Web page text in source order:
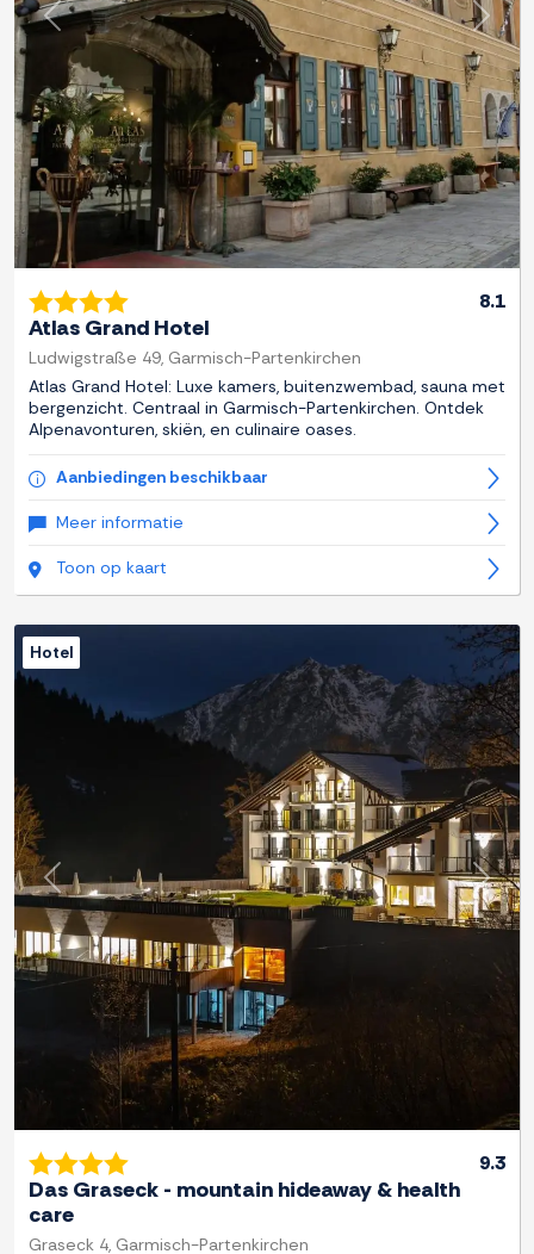
Previous Next
8.1
Atlas Grand Hotel
Ludwigstraße 49, Garmisch-Partenkirchen
Atlas Grand Hotel: Luxe kamers, buitenzwembad, sauna met
bergenzicht. Centraal in Garmisch-Partenkirchen. Ontdek
Alpenavonturen, skiën, en culinaire oases.
Aanbiedingen beschikbaar
Meer informatie
Toon op kaart
Previous Next
Hotel
9.3
Das Graseck - mountain hideaway & health
care
Graseck 4, Garmisch-Partenkirchen